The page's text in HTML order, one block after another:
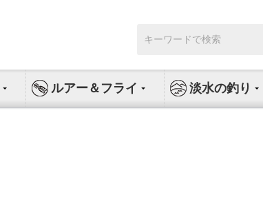
索:
ルアー＆フライ 淡水の釣り